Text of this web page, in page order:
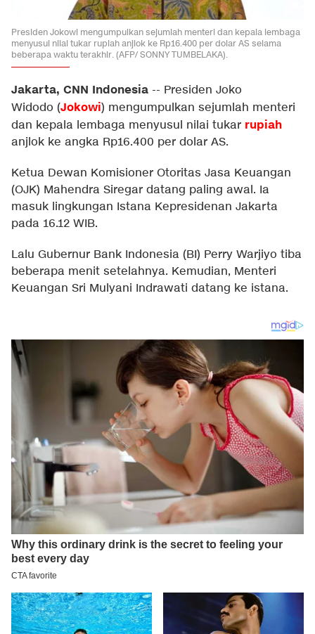
Presiden Jokowi mengumpulkan sejumlah menteri dan kepala lembaga
menyusul nilai tukar rupiah anjlok ke Rp16.400 per dolar AS selama
beberapa waktu terakhir. (AFP/ SONNY TUMBELAKA).
Jakarta, CNN Indonesia -- Presiden Joko
Widodo (Jokowi) mengumpulkan sejumlah menteri
dan kepala lembaga menyusul nilai tukar rupiah
anjlok ke angka Rp16.400 per dolar AS.
Ketua Dewan Komisioner Otoritas Jasa Keuangan
(OJK) Mahendra Siregar datang paling awal. Ia
masuk lingkungan Istana Kepresidenan Jakarta
pada 16.12 WIB.
Lalu Gubernur Bank Indonesia (BI) Perry Warjiyo tiba
beberapa menit setelahnya. Kemudian, Menteri
Keuangan Sri Mulyani Indrawati datang ke istana.